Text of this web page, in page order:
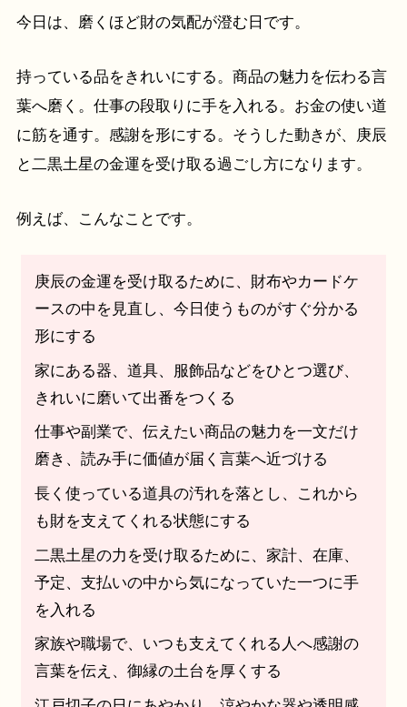
今日は、磨くほど財の気配が澄む日です。
持っている品をきれいにする。商品の魅力を伝わる言
葉へ磨く。仕事の段取りに手を入れる。お金の使い道
に筋を通す。感謝を形にする。そうした動きが、庚辰
と二黒土星の金運を受け取る過ごし方になります。
例えば、こんなことです。
庚辰の金運を受け取るために、財布やカードケ
ースの中を見直し、今日使うものがすぐ分かる
形にする
家にある器、道具、服飾品などをひとつ選び、
きれいに磨いて出番をつくる
仕事や副業で、伝えたい商品の魅力を一文だけ
磨き、読み手に価値が届く言葉へ近づける
長く使っている道具の汚れを落とし、これから
も財を支えてくれる状態にする
二黒土星の力を受け取るために、家計、在庫、
予定、支払いの中から気になっていた一つに手
を入れる
家族や職場で、いつも支えてくれる人へ感謝の
言葉を伝え、御縁の土台を厚くする